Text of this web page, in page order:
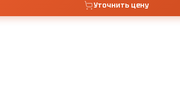
Уточнить цену